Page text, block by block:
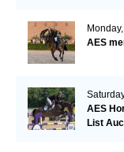
AES
AES
List